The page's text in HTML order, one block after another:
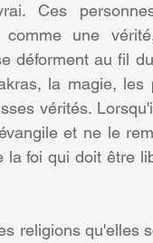
Ces
comme une
déforment au fil
la magie, les
vérités.
et ne le
foi qui doit être
religions qu'elles